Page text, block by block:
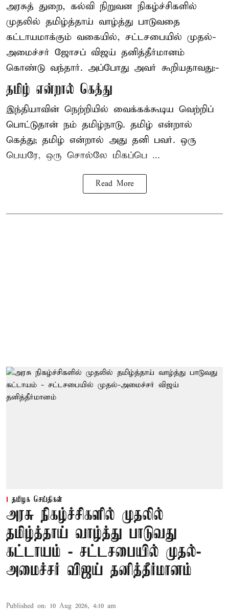
அரசுத் துறை, கல்வி நிறுவன நிகழ்ச்சிகளில்
முதலில் தமிழ்த்தாய் வாழ்த்து பாடுவதை
கட்டாயமாக்கும் வகையில், சட்டசபையில் முதல்-
அமைச்சர் ஜோசப் விஜய் தனித்தீர்மானம்
கொண்டு வந்தார். அப்போது அவர் கூறியதாவது:-
தமிழ் என்றால் கெத்து
இந்தியாவின் நெற்றியில் வைக்கக்கூடிய வெற்றிப்
பொட்டுதான் நம் தமிழ்நாடு. தமிழ் என்றால்
கெத்து; தமிழ் என்றால் அது தனி பவர். ஒரு
பெயரே, ஒரு சொல்லே மிகப்பெ ...
Read More
தமிழக செய்திகள்
அரசு நிகழ்ச்சிகளில் முதலில்
தமிழ்த்தாய் வாழ்த்து பாடுவது
கட்டாயம் - சட்டசபையில் முதல்-
அமைச்சர் விஜய் தனித்தீர்மானம்
Published on: 10 Aug 2026, 4:10 am